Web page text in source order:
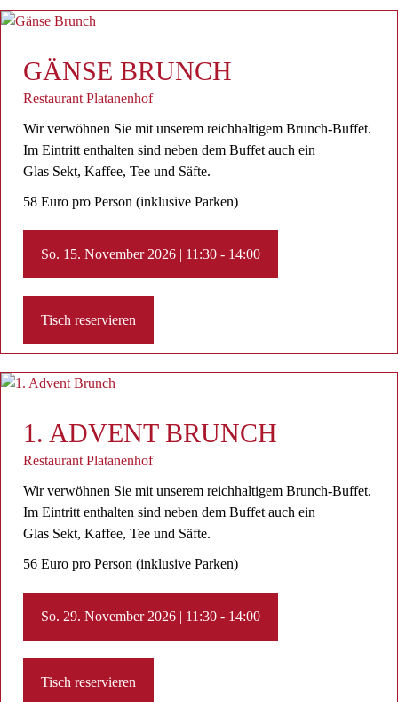
GÄNSE BRUNCH
Restaurant Platanenhof
Wir verwöhnen Sie mit unserem reichhaltigem Brunch-Buffet.
Im Eintritt enthalten sind neben dem Buffet auch ein
Glas Sekt, Kaffee, Tee ​und Säfte.
58 Euro pro Person (inklusive Parken)
So. 15. November 2026 | 11:30 - 14:00
Tisch reservieren
1. ADVENT BRUNCH
Restaurant Platanenhof
Wir verwöhnen Sie mit unserem reichhaltigem Brunch-Buffet.
Im Eintritt enthalten sind neben dem Buffet auch ein
Glas Sekt, Kaffee, Tee ​und Säfte.
56 Euro pro Person (inklusive Parken)
So. 29. November 2026 | 11:30 - 14:00
Tisch reservieren